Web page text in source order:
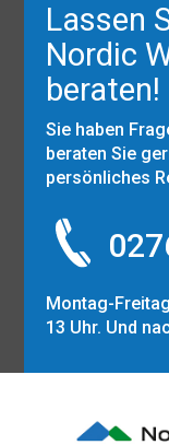
Lassen
Nordic
beraten!
Sie haben
beraten Sie
persönliches
Montag-
13 Uhr. Und